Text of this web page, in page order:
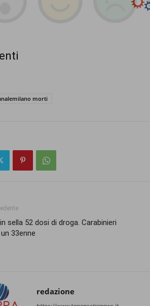
morti
sella 52 dosi di droga. Carabinieri
33enne
redazione